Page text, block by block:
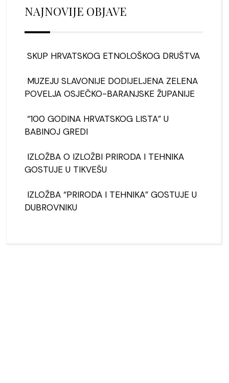
NAJNOVIJE OBJAVE
SKUP HRVATSKOG ETNOLOŠKOG DRUŠTVA
MUZEJU SLAVONIJE DODIJELJENA ZELENA
POVELJA OSJEČKO-BARANJSKE ŽUPANIJE
“100 GODINA HRVATSKOG LISTA” U
BABINOJ GREDI
IZLOŽBA O IZLOŽBI PRIRODA I TEHNIKA
GOSTUJE U TIKVEŠU
IZLOŽBA “PRIRODA I TEHNIKA” GOSTUJE U
DUBROVNIKU